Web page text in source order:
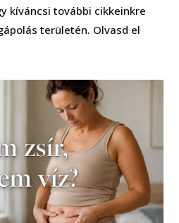
kíváncsi további cikkeinkre
területén. Olvasd el